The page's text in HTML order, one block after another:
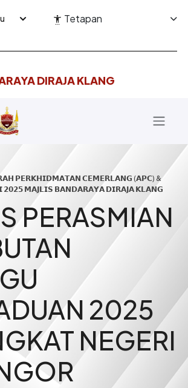
utama
DIRAJA KLANG
Tetapan
𝗣𝗘𝗥𝗞𝗛𝗜𝗗𝗠𝗔𝗧𝗔𝗡 𝗖𝗘𝗠𝗘𝗥𝗟𝗔𝗡𝗚 (𝗔𝗣𝗖) &
𝗠𝗔𝗝𝗟𝗜𝗦 𝗕𝗔𝗡𝗗𝗔𝗥𝗔𝗬𝗔 𝗗𝗜𝗥𝗔𝗝𝗔 𝗞𝗟𝗔𝗡𝗚
PERASMIAN
2025
NEGERI